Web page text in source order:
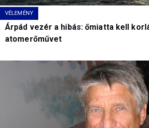
VÉLEMÉNY
Árpád vezér a hibás: őmiatta kell
atomerőművet